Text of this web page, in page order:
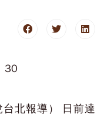
30
台北報導） 日前達